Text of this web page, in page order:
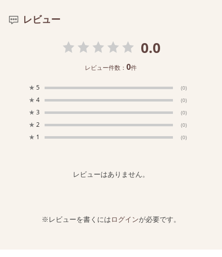
レビュー
0.0
レビュー件数：0件
★ 5 (0)
★ 4 (0)
★ 3 (0)
★ 2 (0)
★ 1 (0)
レビューはありません。
※レビューを書くにはログインが必要です。